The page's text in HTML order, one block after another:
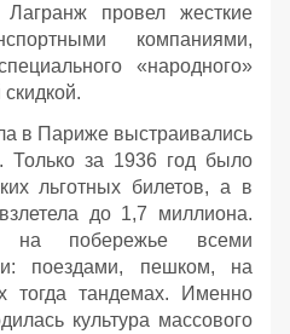
провел жесткие
компаниями,
«народного»
в Париже выстраивались
Только за 1936 год было
льготных билетов, а в
до 1,7 миллиона.
на побережье всеми
поездами, пешком, на
тогда тандемах. Именно
культура массового